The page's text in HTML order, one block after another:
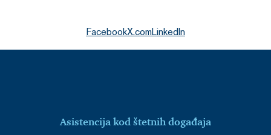
FacebookX.comLinkedIn
Asistencija kod štetnih događaja